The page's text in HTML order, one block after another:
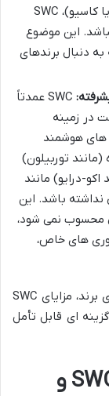
جهانی ساعت سازی (مانند سیکو، سیتیزن یا کاسیو)، SWC
این موضوع
دنبال برندهای
SWC عمدتاً
در زمینه
های هوشمند
توربیلون)
درایو) مانند
نداشته باشد. این
محسوب نمی شود،
های خاص،
با این حال، با توجه به رده قیمتی و هدف گذاری برند، مزایای SWC
ای قابل تأمل
راهنمای خرید ساعت مچی SWC و